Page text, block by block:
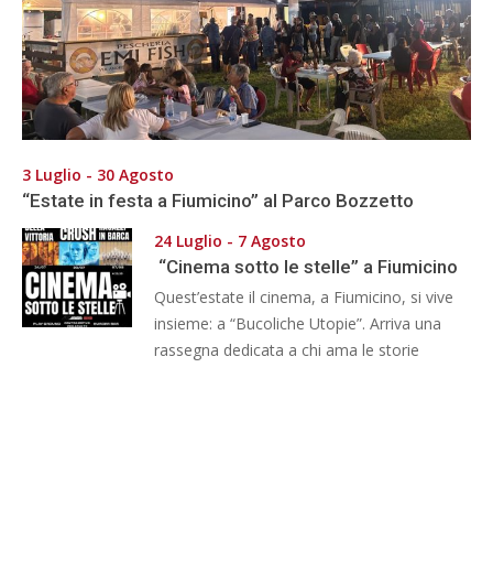
3 Luglio - 30 Agosto
“Estate in festa a Fiumicino” al Parco Bozzetto
24 Luglio - 7 Agosto
“Cinema sotto le stelle” a Fiumicino
Quest’estate il cinema, a Fiumicino, si vive
insieme: a “Bucoliche Utopie”. Arriva una
rassegna dedicata a chi ama le storie